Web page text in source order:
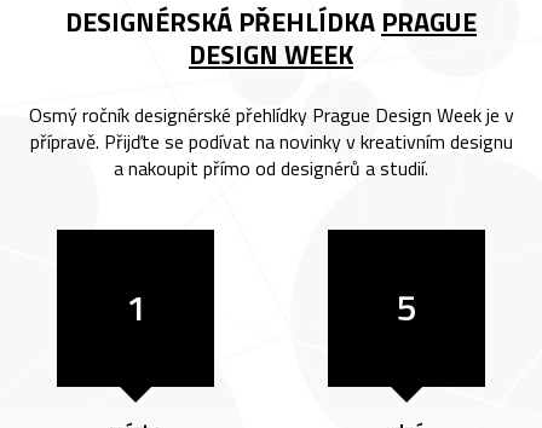
DESIGNÉRSKÁ PŘEHLÍDKA PRAGUE
DESIGN WEEK
Osmý ročník designérské přehlídky Prague Design Week je v
přípravě. Přijďte se podívat na novinky v kreativním designu
a nakoupit přímo od designérů a studií.
1 5